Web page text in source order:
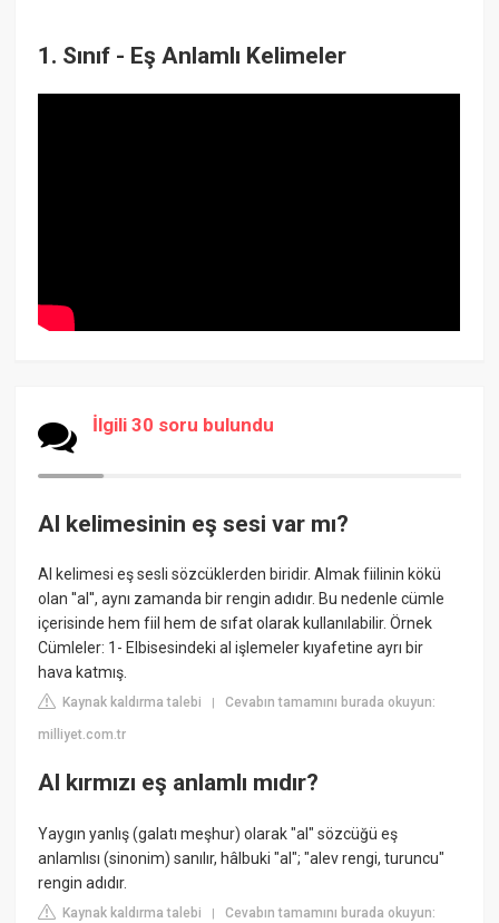
1. Sınıf - Eş Anlamlı Kelimeler
İlgili 30 soru bulundu
Al kelimesinin eş sesi var mı?
Al kelimesi eş sesli sözcüklerden biridir. Almak fiilinin kökü
olan ''al'', aynı zamanda bir rengin adıdır. Bu nedenle cümle
içerisinde hem fiil hem de sıfat olarak kullanılabilir. Örnek
Cümleler: 1- Elbisesindeki al işlemeler kıyafetine ayrı bir
hava katmış.
Kaynak kaldırma talebi |Cevabın tamamını burada okuyun:
milliyet.com.tr
Al kırmızı eş anlamlı mıdır?
Yaygın yanlış (galatı meşhur) olarak "al" sözcüğü eş
anlamlısı (sinonim) sanılır, hâlbuki "al"; "alev rengi, turuncu"
rengin adıdır.
Kaynak kaldırma talebi |Cevabın tamamını burada okuyun: